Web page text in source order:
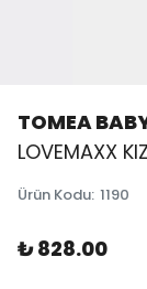
TOMEA
LOVEMAXX
Ürün Kodu: 1190
₺ 828.00